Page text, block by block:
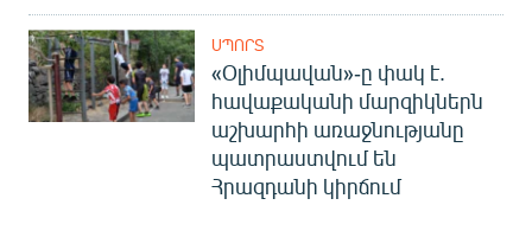
ՍՊՈՐՏ
«Օլիմպավան»-ը փակ է.
հավաքականի մարզիկներն
աշխարհի առաջնությանը
պատրաստվում են
Հրազդանի կիրճում